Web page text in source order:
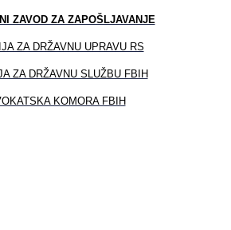
ZAVOD ZA ZAPOŠLJAVANJE
ZA DRŽAVNU UPRAVU RS
ZA DRŽAVNU SLUŽBU FBIH
KOMORA FBIH